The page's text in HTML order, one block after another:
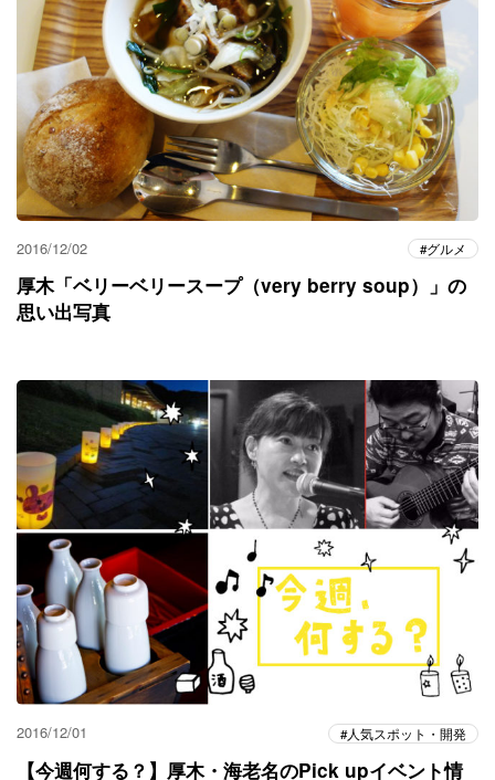
2016/12/02 グルメ
厚木「ベリーベリースープ（very berry soup）」の
思い出写真
2016/12/01 人気スポット・開発
【今週何する？】厚木・海老名のPick upイベント情